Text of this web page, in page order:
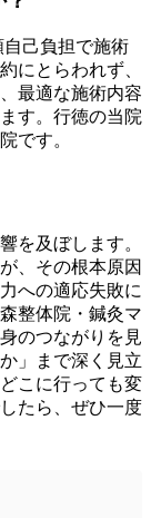
己負担で施術
にとらわれず、
最適な施術内容
す。行徳の当院
です。
を及ぼします。
、その根本原因
への適応失敗に
整体院・鍼灸マ
のつながりを見
」まで深く見立
こに行っても変
たら、ぜひ一度